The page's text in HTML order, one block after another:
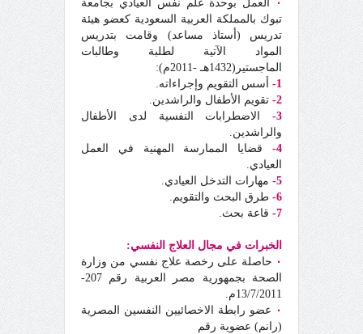
٠
العمل بوحدة علم نفس العيادي بجامعة
تبوك بالمملكة العربية السعودية كعضو هيئة
تدريس (أستاذ مساعد) وقامت بتدريس
المواد الآتية لطلبة وطالبات
الماجستير(1432هـ -2011م):
1-
أسس التقويم وإجراءاته.
2- تقويم الأطفال والراشدين.
3-
الاضطرابات النفسية لدى الأطفال
والراشدين.
4-
قضايا الممارسة المهنية في العمل
العيادي.
5-
مهارات التدخل العيادي.
6- طرق البحث والتقويم.
7-
قاعة بحث.
الخبرات في مجال العلاج النفسي:
٠ حاصلة على رخصة علاج نفسي من وزارة
الصحة بجمهورية مصر العربية رقم 207-
13/7/2011م.
٠ عضو رابطة الاخصائيين النفسين المصرية
(رانم) عضوية رقم